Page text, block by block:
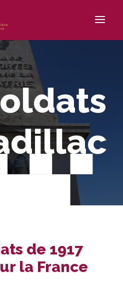
de 1917
la France